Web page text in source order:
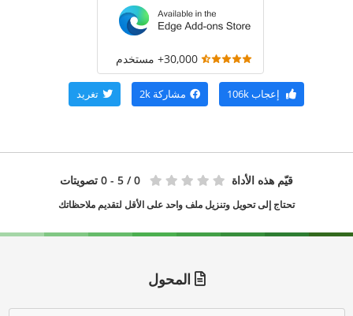
30,000+ مستخدم
إعجاب106k مشاركة 2k تغريد
قيّم هذه الأداة 0 / 5 - 0 تصويتات
تحتاج إلى تحويل وتنزيل ملف واحد على الأقل لتقديم ملاحظاتك
المحول